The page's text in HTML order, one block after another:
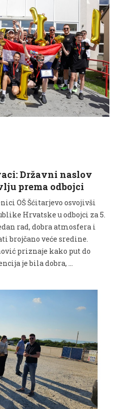
Državni naslov
prema odbojci
OŠ Šćitarjevo osvojivši
Hrvatske u odbojci za 5.
rad, dobra atmosfera i
brojčano veće sredine.
priznaje kako put do
je bila dobra, …